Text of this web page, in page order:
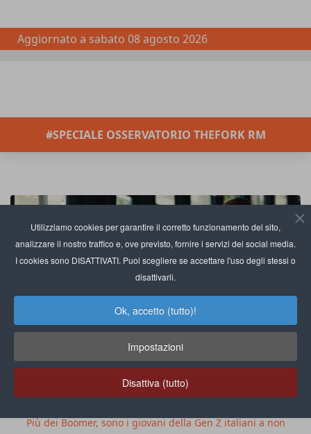
Utilizziamo cookies per garantire il corretto funzionamento del sito,
analizzare il nostro traffico e, ove previsto, fornire i servizi dei social media.
I cookies sono DISATTIVATI. Puoi scegliere se accettare l'uso degli stessi o
disattivarli.
Ok, accetto (tutto)!
Impostazioni
Disattiva (tutto)
Aggiornato a sabato 08 agosto 2026
#SPECIALE OSSERVATORIO THEFORK RM
Più dei Boomer, sono i giovani della Gen Z italiani a non